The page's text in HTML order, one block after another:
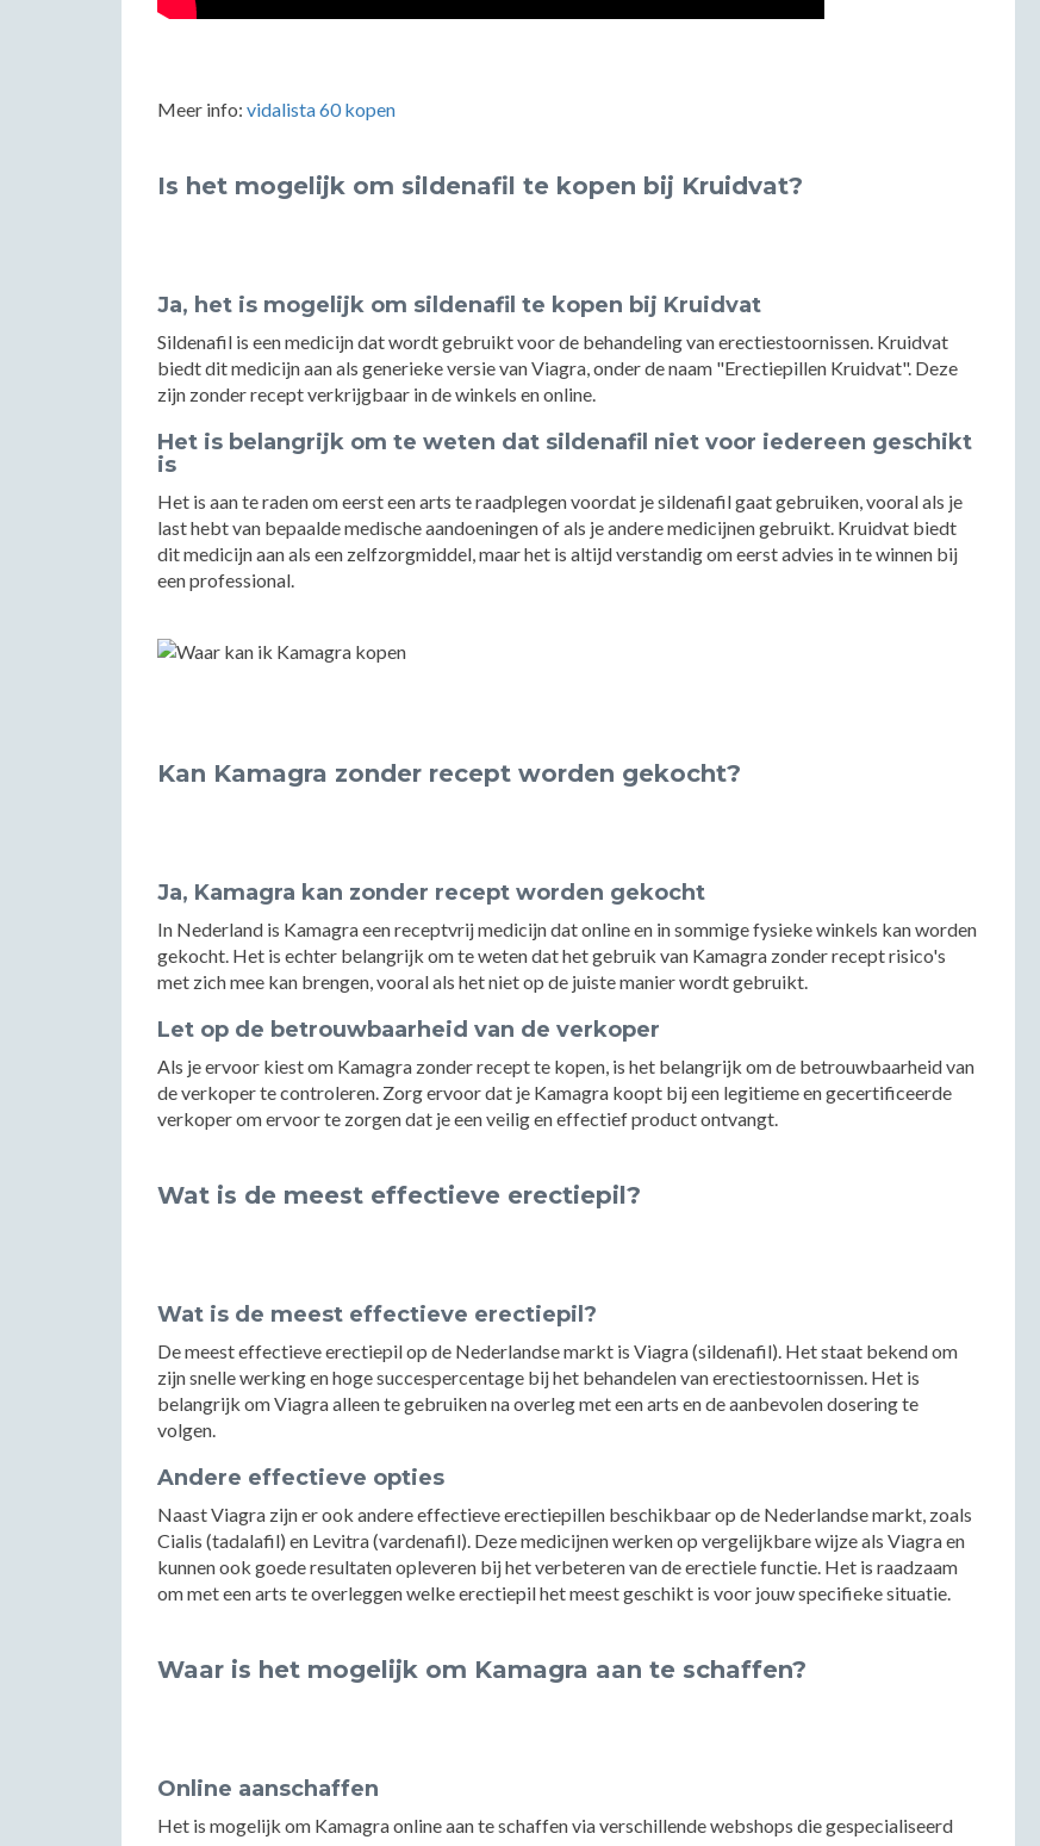
Meer info: vidalista 60 kopen
Is het mogelijk om sildenafil te kopen bij Kruidvat?
Ja, het is mogelijk om sildenafil te kopen bij Kruidvat
Sildenafil is een medicijn dat wordt gebruikt voor de behandeling van erectiestoornissen. Kruidvat
biedt dit medicijn aan als generieke versie van Viagra, onder de naam "Erectiepillen Kruidvat". Deze
zijn zonder recept verkrijgbaar in de winkels en online.
Het is belangrijk om te weten dat sildenafil niet voor iedereen geschikt
is
Het is aan te raden om eerst een arts te raadplegen voordat je sildenafil gaat gebruiken, vooral als je
last hebt van bepaalde medische aandoeningen of als je andere medicijnen gebruikt. Kruidvat biedt
dit medicijn aan als een zelfzorgmiddel, maar het is altijd verstandig om eerst advies in te winnen bij
een professional.
Kan Kamagra zonder recept worden gekocht?
Ja, Kamagra kan zonder recept worden gekocht
In Nederland is Kamagra een receptvrij medicijn dat online en in sommige fysieke winkels kan worden
gekocht. Het is echter belangrijk om te weten dat het gebruik van Kamagra zonder recept risico's
met zich mee kan brengen, vooral als het niet op de juiste manier wordt gebruikt.
Let op de betrouwbaarheid van de verkoper
Als je ervoor kiest om Kamagra zonder recept te kopen, is het belangrijk om de betrouwbaarheid van
de verkoper te controleren. Zorg ervoor dat je Kamagra koopt bij een legitieme en gecertificeerde
verkoper om ervoor te zorgen dat je een veilig en effectief product ontvangt.
Wat is de meest effectieve erectiepil?
Wat is de meest effectieve erectiepil?
De meest effectieve erectiepil op de Nederlandse markt is Viagra (sildenafil). Het staat bekend om
zijn snelle werking en hoge succespercentage bij het behandelen van erectiestoornissen. Het is
belangrijk om Viagra alleen te gebruiken na overleg met een arts en de aanbevolen dosering te
volgen.
Andere effectieve opties
Naast Viagra zijn er ook andere effectieve erectiepillen beschikbaar op de Nederlandse markt, zoals
Cialis (tadalafil) en Levitra (vardenafil). Deze medicijnen werken op vergelijkbare wijze als Viagra en
kunnen ook goede resultaten opleveren bij het verbeteren van de erectiele functie. Het is raadzaam
om met een arts te overleggen welke erectiepil het meest geschikt is voor jouw specifieke situatie.
Waar is het mogelijk om Kamagra aan te schaffen?
Online aanschaffen
Het is mogelijk om Kamagra online aan te schaffen via verschillende webshops die gespecialiseerd